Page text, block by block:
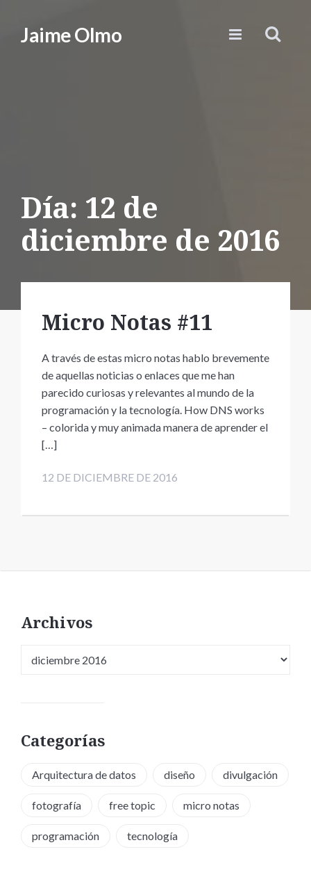
Jaime Olmo
Día: 12 de
diciembre de 2016
Micro Notas #11
A través de estas micro notas hablo brevemente
de aquellas noticias o enlaces que me han
parecido curiosas y relevantes al mundo de la
programación y la tecnología. How DNS works
– colorida y muy animada manera de aprender el
[…]
12 DE DICIEMBRE DE 2016
Archivos
Categorías
Arquitectura de datos diseño divulgación
fotografía free topic micro notas
programación tecnología